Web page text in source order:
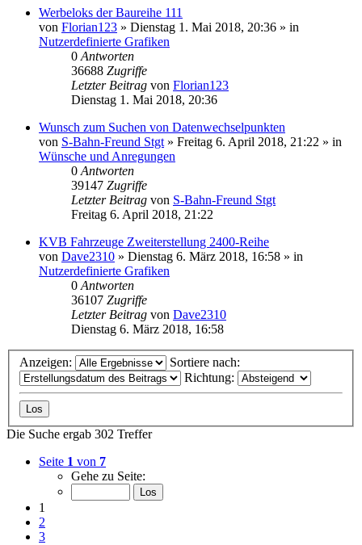
Werbeloks der Baureihe 111
von Florian123 » Dienstag 1. Mai 2018, 20:36 » in
Nutzerdefinierte Grafiken
0 Antworten
36688 Zugriffe
Letzter Beitrag von Florian123
Dienstag 1. Mai 2018, 20:36
Wunsch zum Suchen von Datenwechselpunkten
von S-Bahn-Freund Stgt » Freitag 6. April 2018, 21:22 » in
Wünsche und Anregungen
0 Antworten
39147 Zugriffe
Letzter Beitrag von S-Bahn-Freund Stgt
Freitag 6. April 2018, 21:22
KVB Fahrzeuge Zweiterstellung 2400-Reihe
von Dave2310 » Dienstag 6. März 2018, 16:58 » in
Nutzerdefinierte Grafiken
0 Antworten
36107 Zugriffe
Letzter Beitrag von Dave2310
Dienstag 6. März 2018, 16:58
Anzeigen:
Sortiere nach:
Richtung:
Die Suche ergab 302 Treffer
Seite 1 von 7
Gehe zu Seite:
1
2
3